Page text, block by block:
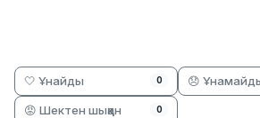
🤍 Ұнайды 0 😞
😡 Шектен шыққан 0